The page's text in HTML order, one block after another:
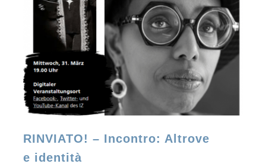
RINVIATO! – Incontro: Altrove
e identità